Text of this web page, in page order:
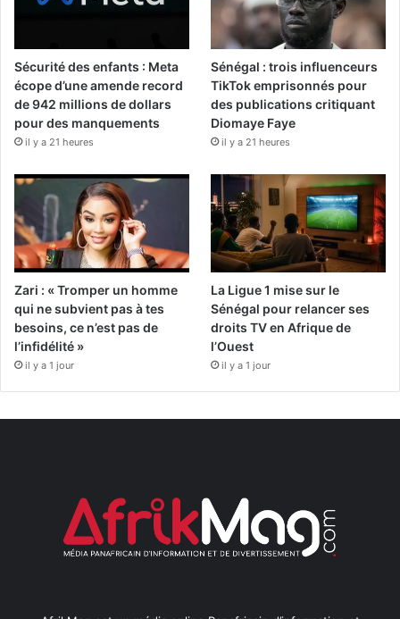
Sécurité des enfants : Meta
écope d’une amende record
de 942 millions de dollars
pour des manquements
il y a 21 heures
Sénégal : trois influenceurs
TikTok emprisonnés pour
des publications critiquant
Diomaye Faye
il y a 21 heures
Zari : « Tromper un homme
qui ne subvient pas à tes
besoins, ce n’est pas de
l’infidélité »
il y a 1 jour
La Ligue 1 mise sur le
Sénégal pour relancer ses
droits TV en Afrique de
l’Ouest
il y a 1 jour